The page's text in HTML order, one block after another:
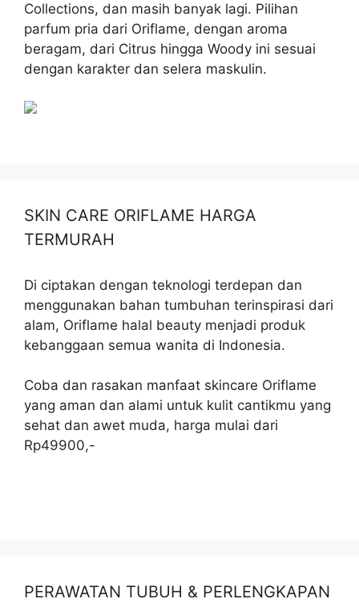
Collections, dan masih banyak lagi. Pilihan
parfum pria dari Oriflame, dengan aroma
beragam, dari Citrus hingga Woody ini sesuai
dengan karakter dan selera maskulin.
SKIN CARE ORIFLAME HARGA
TERMURAH
Di ciptakan dengan teknologi terdepan dan
menggunakan bahan tumbuhan terinspirasi dari
alam, Oriflame halal beauty menjadi produk
kebanggaan semua wanita di Indonesia.
Coba dan rasakan manfaat skincare Oriflame
yang aman dan alami untuk kulit cantikmu yang
sehat dan awet muda, harga mulai dari
Rp49900,-
PERAWATAN TUBUH & PERLENGKAPAN